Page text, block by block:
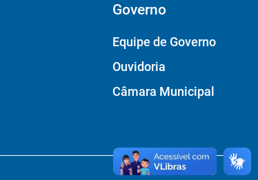
Governo
Equipe de Governo
Ouvidoria
Câmara Municipal